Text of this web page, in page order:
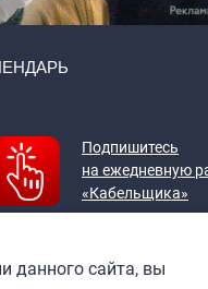
Подпишитесь
на ежедневную
«Кабельщика»
данного сайта, вы